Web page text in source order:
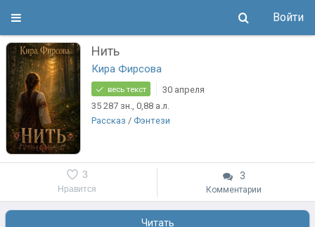
Войти
Нить
Кира Фирсова
весь текст
30 апреля
35 287 зн., 0,88 а.л.
Рассказ /Фэнтези
Нравится
3 3
Комментарии
Читать